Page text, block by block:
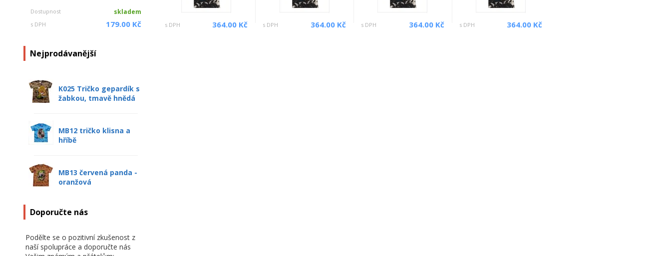
Dostupnost skladem
s DPH 179.00 Kč
Nejprodávanější
K025 Tričko gepardík s
žabkou, tmavě hnědá
MB12 tričko klisna a
hříbě
MB13 červená panda -
oranžová
Doporučte nás
Podělte se o pozitivní zkušenost z
naší spolupráce a doporučte nás
s DPH 364.00 Kč s DPH 364.00 Kč s DPH 364.00 Kč s DPH 364.00 Kč